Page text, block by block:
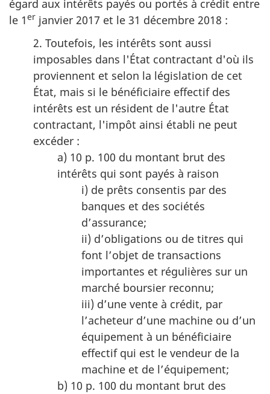
égard aux intérêts payés ou portés à crédit entre
le 1er janvier 2017 et le 31 décembre 2018 :
2. Toutefois, les intérêts sont aussi
imposables dans l'État contractant d'où ils
proviennent et selon la législation de cet
État, mais si le bénéficiaire effectif des
intérêts est un résident de l'autre État
contractant, l'impôt ainsi établi ne peut
excéder :
a) 10 p. 100 du montant brut des
intérêts qui sont payés à raison
i) de prêts consentis par des
banques et des sociétés
d’assurance;
ii) d’obligations ou de titres qui
font l’objet de transactions
importantes et régulières sur un
marché boursier reconnu;
iii) d’une vente à crédit, par
l’acheteur d’une machine ou d’un
équipement à un bénéficiaire
effectif qui est le vendeur de la
machine et de l’équipement;
b) 10 p. 100 du montant brut des